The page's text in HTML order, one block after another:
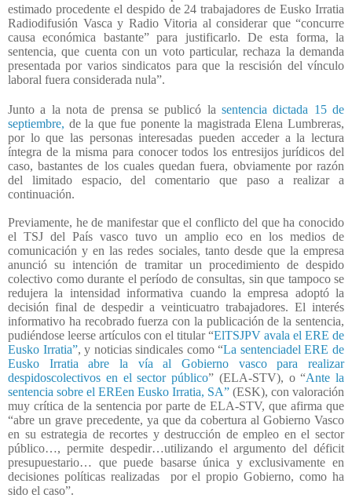
estimado procedente el despido de 24 trabajadores de Eusko Irratia
Radiodifusión Vasca y Radio Vitoria al considerar que “concurre
causa económica bastante” para justificarlo. De esta forma, la
sentencia, que cuenta con un voto particular, rechaza la demanda
presentada por varios sindicatos para que la rescisión del vínculo
laboral fuera considerada nula”.
Junto a la nota de prensa se publicó la sentencia dictada 15 de
septiembre, de la que fue ponente la magistrada Elena Lumbreras,
por lo que las personas interesadas pueden acceder a la lectura
íntegra de la misma para conocer todos los entresijos jurídicos del
caso, bastantes de los cuales quedan fuera, obviamente por razón
del limitado espacio, del comentario que paso a realizar a
continuación.
Previamente, he de manifestar que el conflicto del que ha conocido
el TSJ del País vasco tuvo un amplio eco en los medios de
comunicación y en las redes sociales, tanto desde que la empresa
anunció su intención de tramitar un procedimiento de despido
colectivo como durante el período de consultas, sin que tampoco se
redujera la intensidad informativa cuando la empresa adoptó la
decisión final de despedir a veinticuatro trabajadores. El interés
informativo ha recobrado fuerza con la publicación de la sentencia,
pudiéndose leerse artículos con el titular “ElTSJPV avala el ERE de
Eusko Irratia”, y noticias sindicales como “La sentenciadel ERE de
Eusko Irratia abre la vía al Gobierno vasco para realizar
despidoscolectivos en el sector público” (ELA-STV), o “Ante la
sentencia sobre el EREen Eusko Irratia, SA” (ESK), con valoración
muy crítica de la sentencia por parte de ELA-STV, que afirma que
“abre un grave precedente, ya que da cobertura al Gobierno Vasco
en su estrategia de recortes y destrucción de empleo en el sector
público…, permite despedir…utilizando el argumento del déficit
presupuestario… que puede basarse única y exclusivamente en
decisiones políticas realizadas
por el propio Gobierno, como ha
sido el caso”.